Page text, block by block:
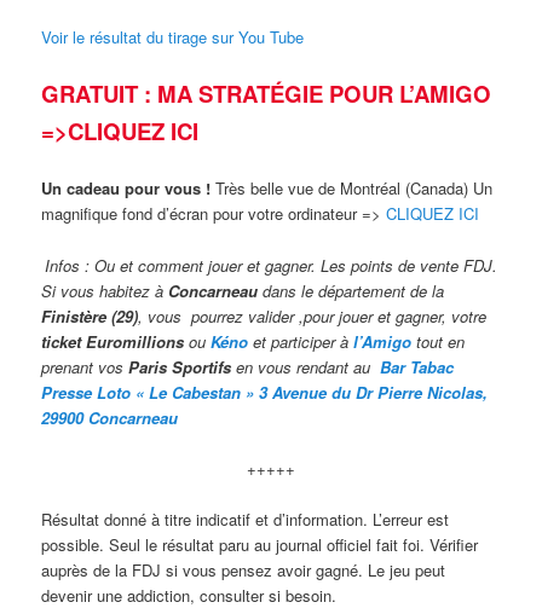
Voir le résultat du tirage sur You Tube
GRATUIT : MASTRATÉGIE POUR L’AMIGO
=>CLIQUEZ ICI
Un cadeau pour vous ! Très belle vue de Montréal (Canada) Un
magnifique fond d’écran pour votre ordinateur =>CLIQUEZ ICI
Infos : Ou et comment jouer et gagner. Les points de vente FDJ.
Si vous habitez à Concarneau dans le département de la
Finistère (29), vous pourrez valider ,pour jouer et gagner, votre
ticket Euromillions ouKéno et participer àl’Amigo tout en
prenant vosParis Sportifs en vous rendant au Bar Tabac
Presse Loto « Le Cabestan » 3 Avenue du Dr Pierre Nicolas,
29900 Concarneau
+++++
Résultat donné à titre indicatif et d’information. L’erreur est
possible. Seul le résultat paru au journal officiel fait foi. Vérifier
auprès de la FDJ si vous pensez avoir gagné. Le jeu peut
devenir une addiction, consulter si besoin.